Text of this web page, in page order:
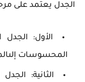
الجدل يعتمد على
الأول:
المحسوسات
الثانية: